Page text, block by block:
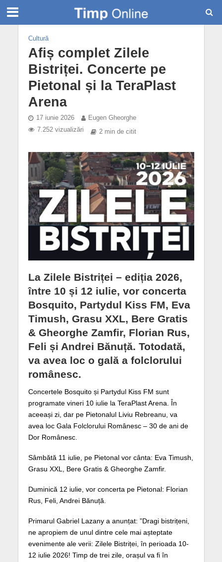
Cultură
Afiș complet Zilele
Bistriței. Concerte pe
Pietonal și la TeraPlast
Arena
17 iunie 2026
Eugen Gheorghe
7.252 vizualizări
2 min de citit
La Zilele Bistriței – ediția 2026,
între 10 și 12 iulie, vor concerta
Bosquito, Partydul Kiss FM, Eva
Timush, Grasu XXL, Bere Gratis
& Gheorghe Zamfir, Florian Rus,
Feli și Andrei Bănuță. Totodată,
va avea loc o gală a folclorului
românesc.
Concertele Bosquito și Partydul Kiss FM sunt
programate vineri 10 iulie la TeraPlast Arena. În
aceeași zi, dar pe Pietonalul Liviu Rebreanu, va
avea loc Gala Folclorului Românesc – 30 de ani de
Dor Românesc.
Sâmbătă 11 iulie, pe Pietonal vor cânta: Eva Timush,
Grasu XXL, Bere Gratis & Gheorghe Zamfir.
Duminică 12 iulie, vor concerta pe Pietonal: Florian
Rus, Feli, Andrei Bănuță.
Primarul Gabriel Lazany a anunțat: ”Dragi bistrițeni,
ne apropiem de unul dintre cele mai așteptate
evenimente ale verii: Zilele Bistriței, în perioada 10-
12 iulie 2026! Timp de trei zile, orașul va fi în